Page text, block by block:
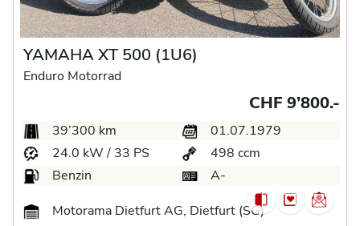
YAMAHA XT 500 (1U6)
Enduro Motorrad
CHF 9’800.-
39’300 km
01.07.1979
24.0 kW / 33 PS
498 ccm
Benzin
A-
Motorama Dietfurt AG, Dietfurt (SG)